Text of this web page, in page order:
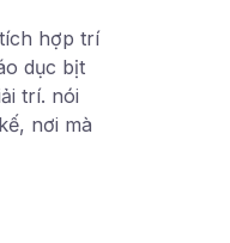
hợp trí
dục bịt
trí. nói
nơi mà